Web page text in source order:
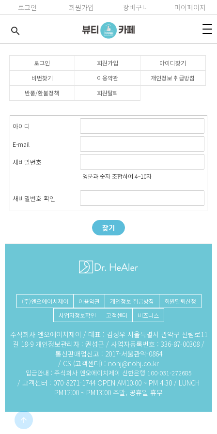
로그인 회원가입 장바구니 마이페이지
search
로그인 회원가입
아이디찾기
비번찾기
이용약관
개인정보 취급방침
반품/환불정책
회원탈퇴
아이디
E-mail
새비밀번호
영문과 숫자 조합하여 4~10자
새비밀번호 확인
찾기
(주)엔오에이치제이 이용약관 개인정보 취급방침
회원탈퇴신청
사업자정보확인
고객센터 비즈니스
주식회사 엔오에이치제이 / 대표 : 김성우 서울특별시 관악구 신림로11
길 18-9 개인정보관리자 : 권성근 / 사업자등록번호 : 336-87-00308 /
통신판매업신고 : 2017-서울관악-0864
/ CS (고객센터) : nohj@nohj.co.kr
입금안내 : 주식회사 엔오에이치제이 신한은행 100-031-272685
/ 고객센터 : 070-8271-1744 OPEN AM10:00 ~ PM 4:30 / LUNCH
PM12:00 ~ PM13:00 주말, 공휴일 휴무
arrow_upward